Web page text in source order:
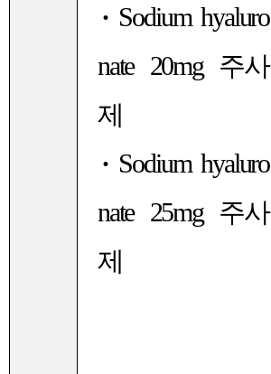
· Sodium hyaluro
nate 20mg 주사
제
· Sodium hyaluro
nate 25mg 주사
제